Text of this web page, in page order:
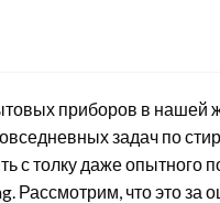
приборов в нашей
задач по
с толку даже опытного
Рассмотрим, что это за